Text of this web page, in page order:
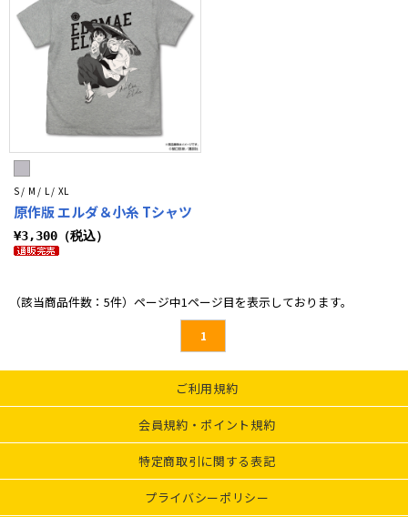
S / M / L / XL
原作版 エルダ＆小糸 Tシャツ
¥3,300（税込）
（該当商品件数：5件）ページ中1ページ目を表示しております。
1
ご利用規約
会員規約・ポイント規約
特定商取引に関する表記
プライバシーポリシー